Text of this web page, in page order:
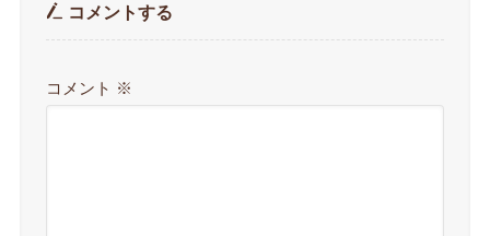
コメントする
コメント ※